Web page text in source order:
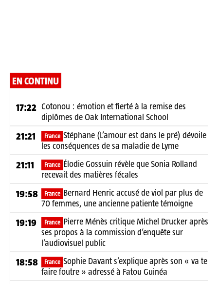
EN CONTINU
17:22 Cotonou : émotion et fierté à la remise des
diplômes de Oak International School
21:21 France Stéphane (L’amour est dans le pré) dévoile
les conséquences de sa maladie de Lyme
21:11 France Élodie Gossuin révèle que Sonia Rolland
recevait des matières fécales
19:58 France Bernard Henric accusé de viol par plus de
70 femmes, une ancienne patiente témoigne
19:19 France Pierre Ménès critique Michel Drucker après
ses propos à la commission d’enquête sur
l’audiovisuel public
18:58 France Sophie Davant s’explique après son « va te
faire foutre » adressé à Fatou Guinéa